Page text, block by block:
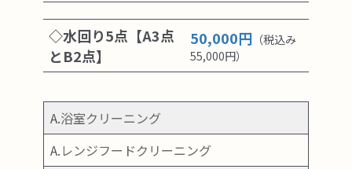
◇水回り5点【A3点
とB2点】
50,000円 （税込み
55,000円）
A.浴室クリーニング
A.レンジフードクリーニング